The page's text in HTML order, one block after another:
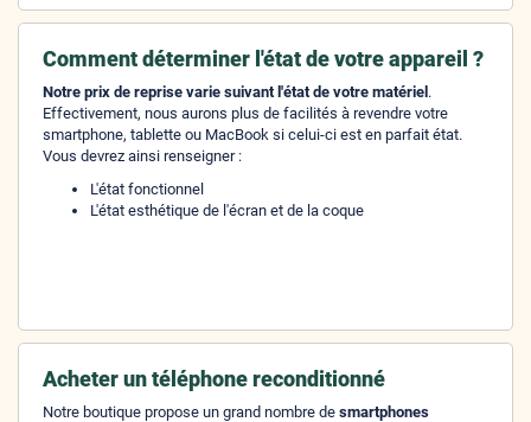
Comment déterminer l'état de votre appareil ?
Notre prix de reprise varie suivant l'état de votre matériel.
Effectivement, nous aurons plus de facilités à revendre votre
smartphone, tablette ou MacBook si celui-ci est en parfait état.
Vous devrez ainsi renseigner :
L'état fonctionnel
L'état esthétique de l'écran et de la coque
Acheter un téléphone reconditionné
Notre boutique propose un grand nombre de smartphones